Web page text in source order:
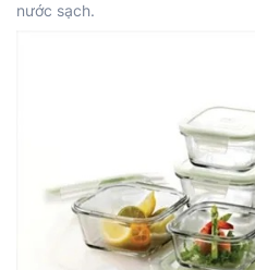
nước sạch.